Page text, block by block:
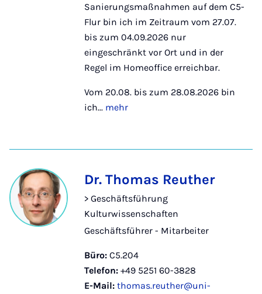
Sanierungsmaßnahmen auf dem C5-
Flur bin ich im Zeitraum vom 27.07.
bis zum 04.09.2026 nur
eingeschränkt vor Ort und in der
Regel im Homeoffice erreichbar.
Vom 20.08. bis zum 28.08.2026 bin
ich... mehr
Dr. Thomas Reuther
> Geschäftsführung
Kulturwissenschaften
Geschäftsführer - Mitarbeiter
Büro: C5.204
Telefon: +49 5251 60-3828
E-Mail: thomas.reuther@uni-